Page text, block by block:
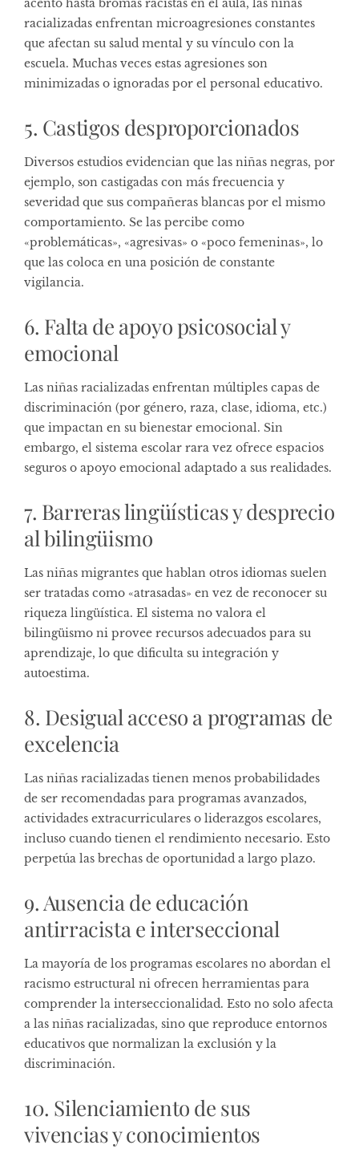
racializadas enfrentan microagresiones constantes
que afectan su salud mental y su vínculo con la
escuela. Muchas veces estas agresiones son
minimizadas o ignoradas por el personal educativo.
5. Castigos desproporcionados
Diversos estudios evidencian que las niñas negras, por
ejemplo, son castigadas con más frecuencia y
severidad que sus compañeras blancas por el mismo
comportamiento. Se las percibe como
«problemáticas», «agresivas» o «poco femeninas», lo
que las coloca en una posición de constante
vigilancia.
6. Falta de apoyo psicosocial y
emocional
Las niñas racializadas enfrentan múltiples capas de
discriminación (por género, raza, clase, idioma, etc.)
que impactan en su bienestar emocional. Sin
embargo, el sistema escolar rara vez ofrece espacios
seguros o apoyo emocional adaptado a sus realidades.
7. Barreras lingüísticas y desprecio
al bilingüismo
Las niñas migrantes que hablan otros idiomas suelen
ser tratadas como «atrasadas» en vez de reconocer su
riqueza lingüística. El sistema no valora el
bilingüismo ni provee recursos adecuados para su
aprendizaje, lo que dificulta su integración y
autoestima.
8. Desigual acceso a programas de
excelencia
Las niñas racializadas tienen menos probabilidades
de ser recomendadas para programas avanzados,
actividades extracurriculares o liderazgos escolares,
incluso cuando tienen el rendimiento necesario. Esto
perpetúa las brechas de oportunidad a largo plazo.
9. Ausencia de educación
antirracista e interseccional
La mayoría de los programas escolares no abordan el
racismo estructural ni ofrecen herramientas para
comprender la interseccionalidad. Esto no solo afecta
a las niñas racializadas, sino que reproduce entornos
educativos que normalizan la exclusión y la
discriminación.
10. Silenciamiento de sus
vivencias y conocimientos